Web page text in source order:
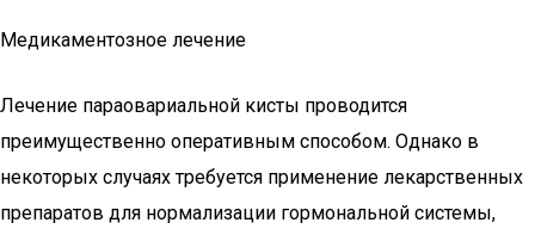
Медикаментозное лечение
Лечение параовариальной кисты проводится
преимущественно оперативным способом. Однако в
некоторых случаях требуется применение лекарственных
препаратов для нормализации гормональной системы,